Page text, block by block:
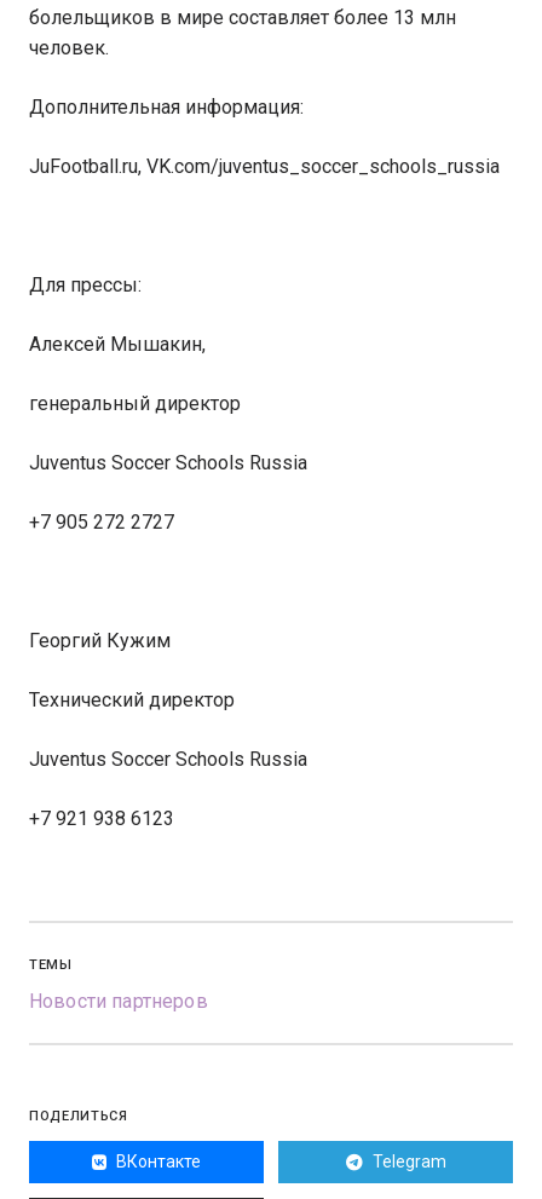
болельщиков в мире составляет более 13 млн
человек.
Дополнительная информация:
JuFootball.ru, VK.com/juventus_soccer_schools_russia
Для прессы:
Алексей Мышакин,
генеральный директор
Juventus Soccer Schools Russia
+7 905 272 2727
Георгий Кужим
Технический директор
Juventus Soccer Schools Russia
+7 921 938 6123
ТЕМЫ
Новости партнеров
ПОДЕЛИТЬСЯ
ВКонтакте Telegram